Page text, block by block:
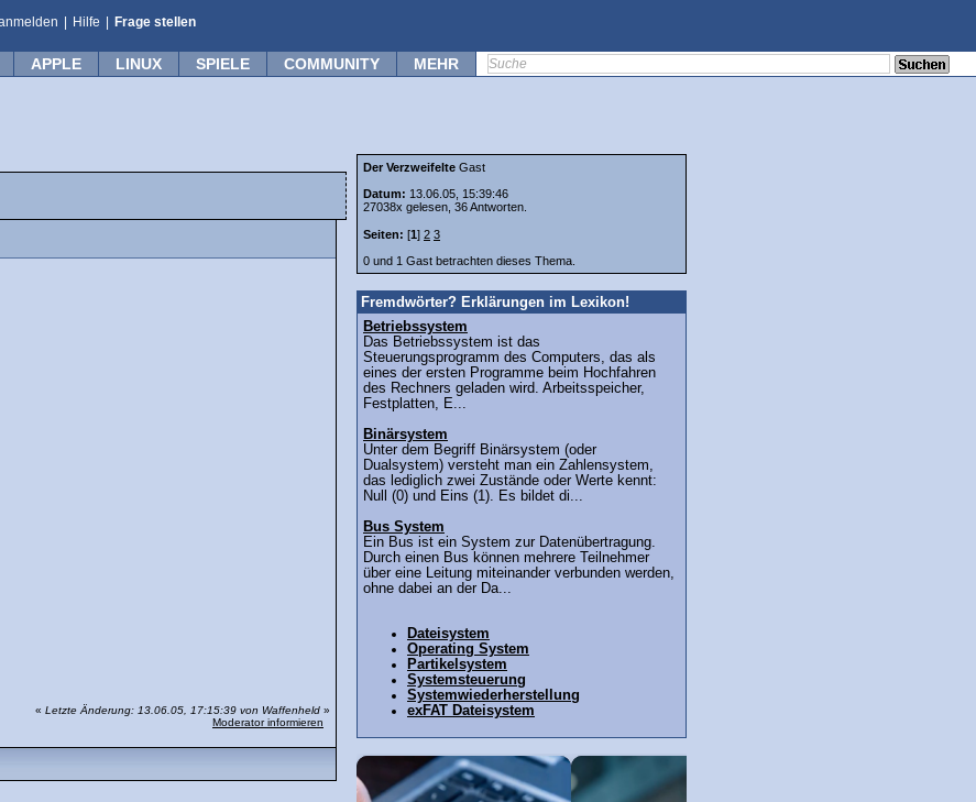
Hilfe Frage stellen
APPLE LINUX SPIELE COMMUNITY MEHR
« Letzte Änderung: 13.06.05, 17:15:39 von Waffenheld »
Moderator informieren
Der Verzweifelte Gast
Datum: 13.06.05, 15:39:46
27038x gelesen, 36 Antworten.
Seiten: [1] 2 3
0 und 1 Gast betrachten dieses Thema.
Fremdwörter? Erklärungen im Lexikon!
Betriebssystem
Das Betriebssystem ist das
Steuerungsprogramm des Computers, das als
eines der ersten Programme beim Hochfahren
des Rechners geladen wird. Arbeitsspeicher,
Festplatten, E...
Binärsystem
Unter dem Begriff Binärsystem (oder
Dualsystem) versteht man ein Zahlensystem,
das lediglich zwei Zustände oder Werte kennt:
Null (0) und Eins (1). Es bildet di...
Bus System
Ein Bus ist ein System zur Datenübertragung.
Durch einen Bus können mehrere Teilnehmer
über eine Leitung miteinander verbunden werden,
ohne dabei an der Da...
Dateisystem
Operating System
Partikelsystem
Systemsteuerung
Systemwiederherstellung
exFAT Dateisystem